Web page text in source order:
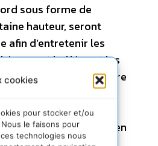
cookies
pour stocker et/ou
le faisons pour
technologies nous
sous forme de
hauteur, seront
afin d’entretenir les
sont brûlées et les
le respect qui entoure
leurs vertus sont
pharmaceutique
souvent assimilés, en